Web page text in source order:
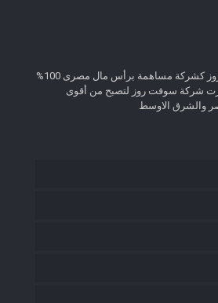
تأسست شركة سوفت روز كشركة مساهمة برأس مال مصرى 100%
حتى تطورت شركة سوفت روز لتصبح من أقوى
والشرق الاوسط